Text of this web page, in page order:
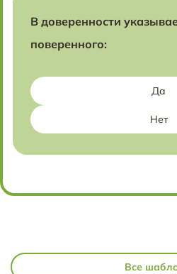
В доверенности
поверенного:
Да
Нет
Все